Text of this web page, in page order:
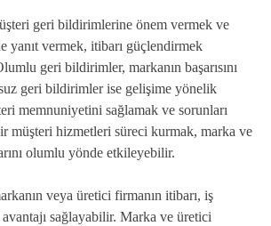
geri bildirimlerine önem vermek ve
yanıt vermek, itibarı güçlendirmek
geri bildirimler, markanın başarısını
geri bildirimler ise gelişime yönelik
memnuniyetini sağlamak ve sorunları
müşteri hizmetleri süreci kurmak, marka ve
olumlu yönde etkileyebilir.
veya üretici firmanın itibarı, iş
avantajı sağlayabilir. Marka ve üretici